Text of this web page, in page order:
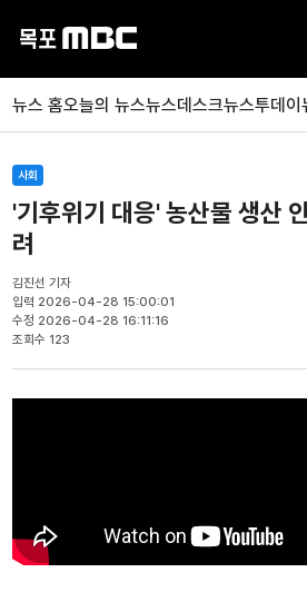
뉴스 홈오늘의 뉴스뉴스데스크뉴스투데이
사회
'기후위기 대응' 농산물 생산
려
김진선 기자
입력 2026-04-28 15:00:01
수정 2026-04-28 16:11:16
조회수 123